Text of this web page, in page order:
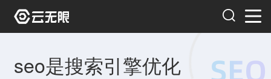
seo是搜索引擎优化